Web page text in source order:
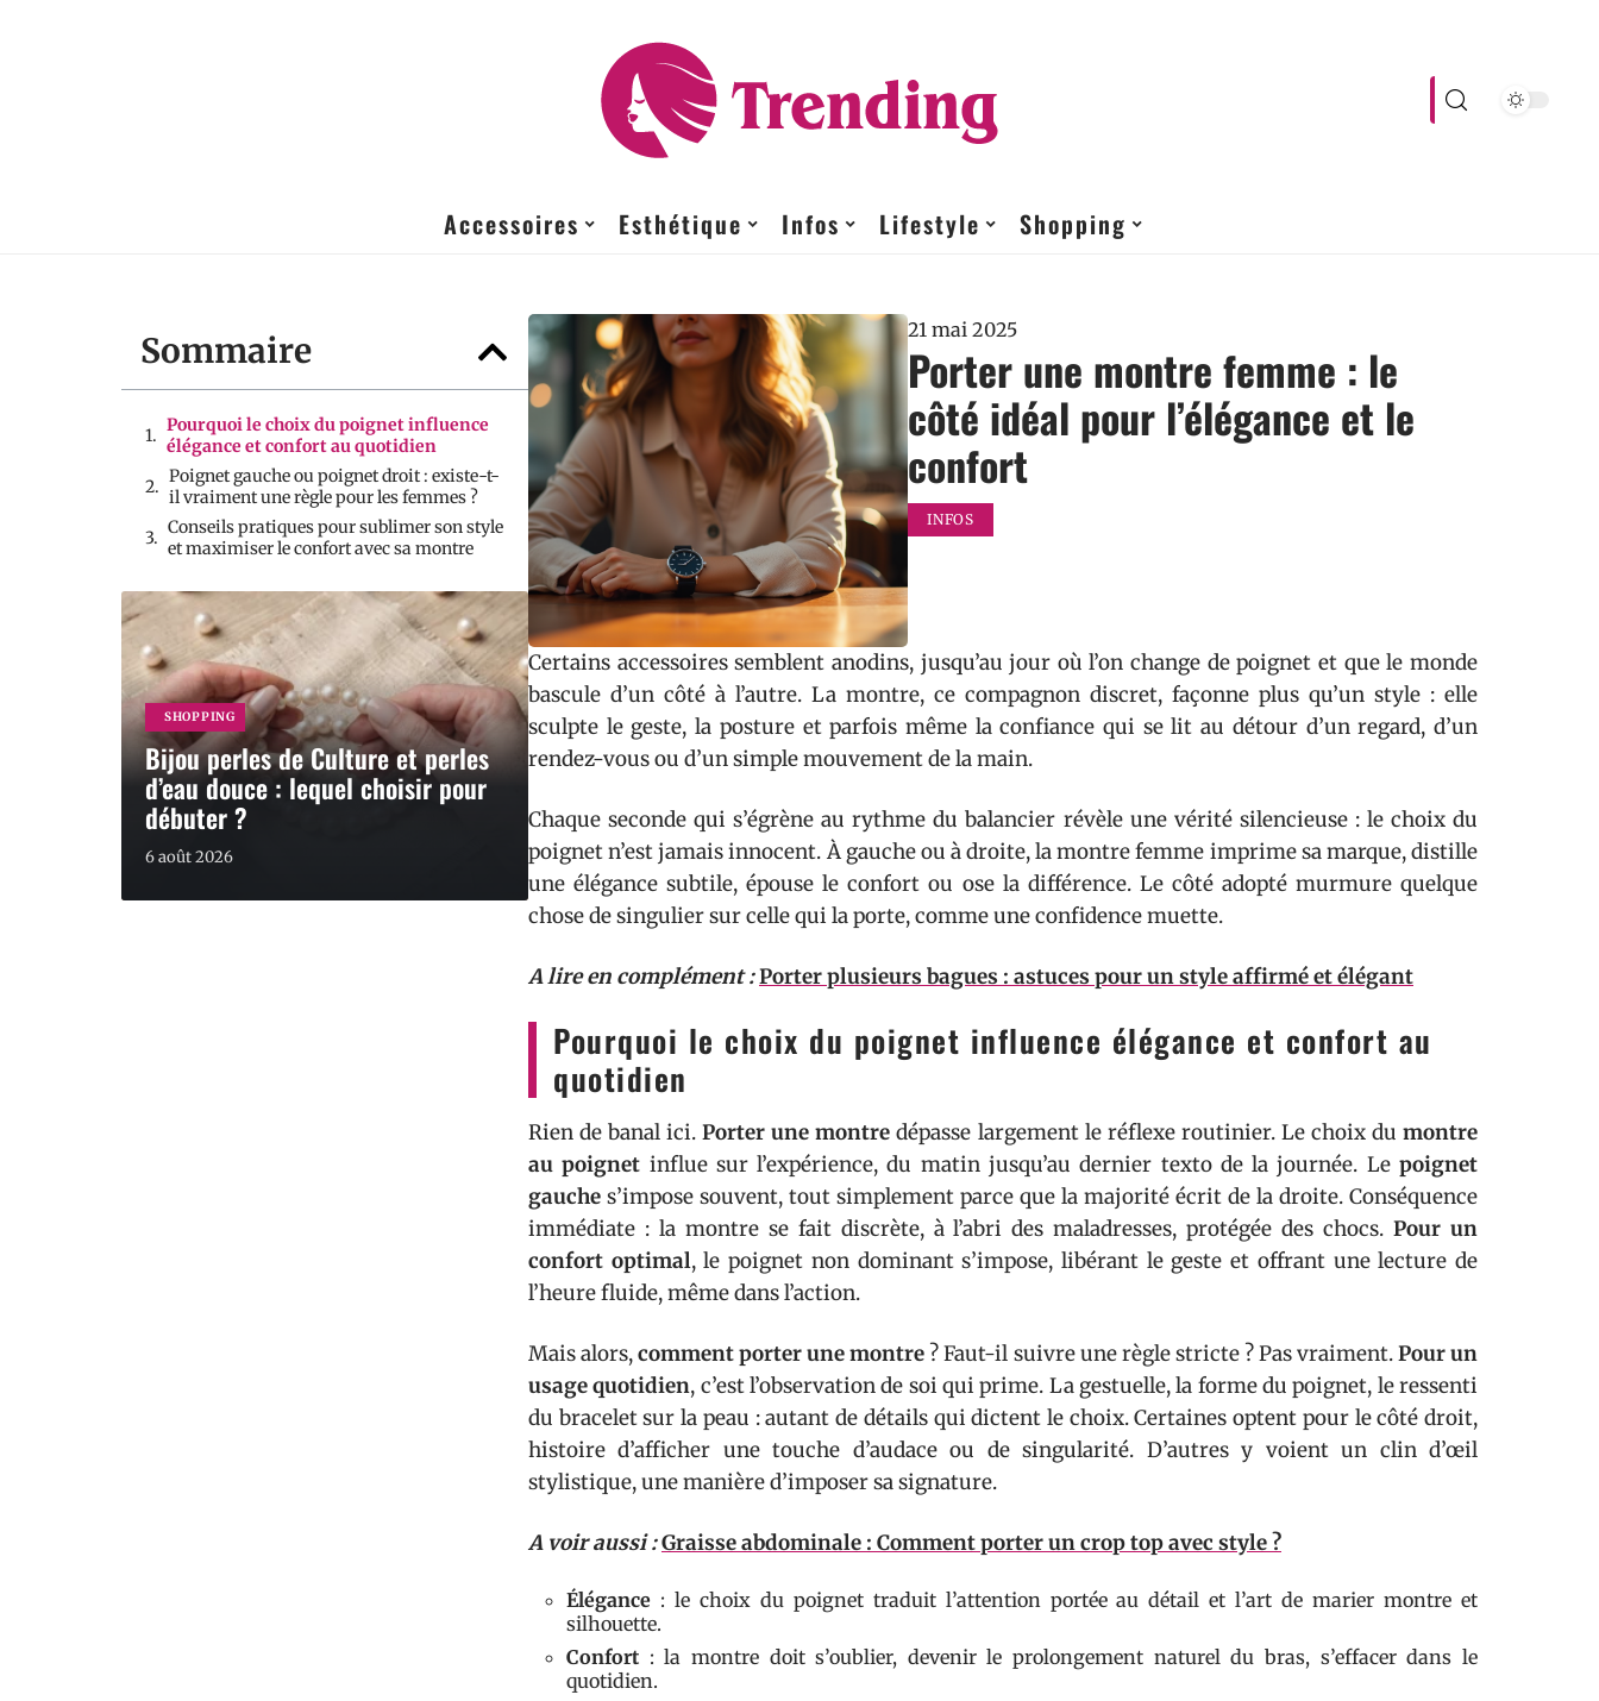
Accessoires Esthétique Infos Lifestyle Shopping
Sommaire
Pourquoi le choix du poignet influence
élégance et confort au quotidien
Poignet gauche ou poignet droit : existe-t-
il vraiment une règle pour les femmes ?
Conseils pratiques pour sublimer son style
et maximiser le confort avec sa montre
SHOPPING
Bijou perles de Culture et perles
d’eau douce : lequel choisir pour
débuter ?
6 août 2026
21 mai 2025
Porter une montre femme : le
côté idéal pour l’élégance et le
confort
INFOS
Certains accessoires semblent anodins, jusqu’au jour où l’on change de poignet et que le monde
bascule d’un côté à l’autre. La montre, ce compagnon discret, façonne plus qu’un style : elle
sculpte le geste, la posture et parfois même la confiance qui se lit au détour d’un regard, d’un
rendez-vous ou d’un simple mouvement de la main.
Chaque seconde qui s’égrène au rythme du balancier révèle une vérité silencieuse : le choix du
poignet n’est jamais innocent. À gauche ou à droite, la montre femme imprime sa marque, distille
une élégance subtile, épouse le confort ou ose la différence. Le côté adopté murmure quelque
chose de singulier sur celle qui la porte, comme une confidence muette.
A lire en complément :Porter plusieurs bagues : astuces pour un style affirmé et élégant
Pourquoi le choix du poignet influence élégance et confort au
quotidien
Rien de banal ici.Porter une montre dépasse largement le réflexe routinier. Le choix dumontre
au poignet influe sur l’expérience, du matin jusqu’au dernier texto de la journée. Lepoignet
gauche s’impose souvent, tout simplement parce que la majorité écrit de la droite. Conséquence
immédiate : la montre se fait discrète, à l’abri des maladresses, protégée des chocs.Pour un
confort optimal, le poignet non dominant s’impose, libérant le geste et offrant une lecture de
l’heure fluide, même dans l’action.
Mais alors,comment porter une montre ? Faut-il suivre une règle stricte ? Pas vraiment.Pour un
usage quotidien, c’est l’observation de soi qui prime. La gestuelle, la forme du poignet, le ressenti
du bracelet sur la peau : autant de détails qui dictent le choix. Certaines optent pour le côté droit,
histoire d’afficher une touche d’audace ou de singularité. D’autres y voient un clin d’œil
stylistique, une manière d’imposer sa signature.
A voir aussi :Graisse abdominale : Comment porter un crop top avec style ?
Élégance : le choix du poignet traduit l’attention portée au détail et l’art de marier montre et
silhouette.
Confort : la montre doit s’oublier, devenir le prolongement naturel du bras, s’effacer dans le
quotidien.